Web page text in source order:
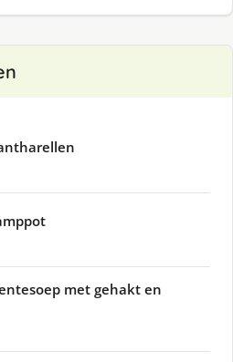
met gehakt en